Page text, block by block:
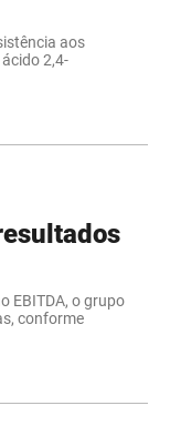
aos
2,4-
EBITDA, o grupo
conforme